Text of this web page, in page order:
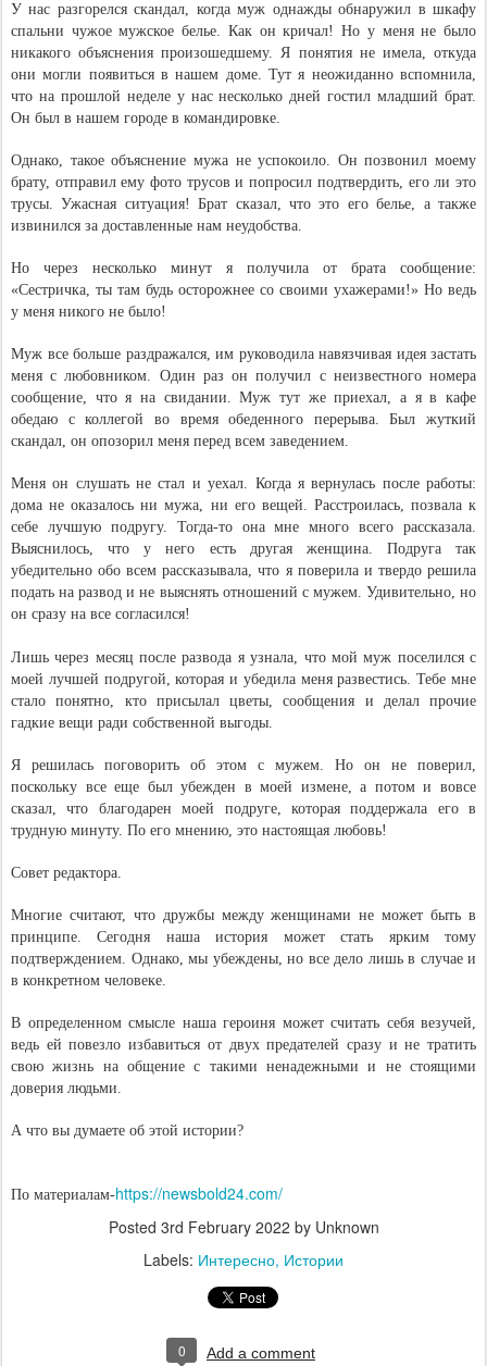
У нас разгорелся скандал, когда муж однажды обнаружил в шкафу
спальни чужое мужское белье. Как он кричал! Но у меня не было
никакого объяснения произошедшему. Я понятия не имела, откуда
они могли появиться в нашем доме. Тут я неожиданно вспомнила,
что на прошлой неделе у нас несколько дней гостил младший брат.
Он был в нашем городе в командировке.
Однако, такое объяснение мужа не успокоило. Он позвонил моему
брату, отправил ему фото трусов и попросил подтвердить, его ли это
трусы. Ужасная ситуация! Брат сказал, что это его белье, а также
извинился за доставленные нам неудобства.
Но через несколько минут я получила от брата сообщение:
«Сестричка, ты там будь осторожнее со своими ухажерами!» Но ведь
у меня никого не было!
Муж все больше раздражался, им руководила навязчивая идея застать
меня с любовником. Один раз он получил с неизвестного номера
сообщение, что я на свидании. Муж тут же приехал, а я в кафе
обедаю с коллегой во время обеденного перерыва. Был жуткий
скандал, он опозорил меня перед всем заведением.
Меня он слушать не стал и уехал. Когда я вернулась после работы:
дома не оказалось ни мужа, ни его вещей. Расстроилась, позвала к
себе лучшую подругу. Тогда-то она мне много всего рассказала.
Выяснилось, что у него есть другая женщина. Подруга так
убедительно обо всем рассказывала, что я поверила и твердо решила
подать на развод и не выяснять отношений с мужем. Удивительно, но
он сразу на все согласился!
Лишь через месяц после развода я узнала, что мой муж поселился с
моей лучшей подругой, которая и убедила меня развестись. Тебе мне
стало понятно, кто присылал цветы, сообщения и делал прочие
гадкие вещи ради собственной выгоды.
Я решилась поговорить об этом с мужем. Но он не поверил,
поскольку все еще был убежден в моей измене, а потом и вовсе
сказал, что благодарен моей подруге, которая поддержала его в
трудную минуту. По его мнению, это настоящая любовь!
Совет редактора.
Многие считают, что дружбы между женщинами не может быть в
принципе. Сегодня наша история может стать ярким тому
подтверждением. Однако, мы убеждены, но все дело лишь в случае и
в конкретном человеке.
В определенном смысле наша героиня может считать себя везучей,
ведь ей повезло избавиться от двух предателей сразу и не тратить
свою жизнь на общение с такими ненадежными и не стоящими
доверия людьми.
А что вы думаете об этой истории?
По материалам-https://newsbold24.com/
Posted 3rd February 2022 by Unknown
Labels: Интересно Истории
0 Add a comment